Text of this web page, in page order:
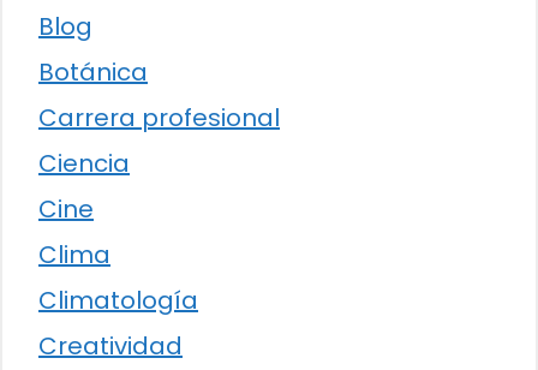
Blog
Botánica
Carrera profesional
Ciencia
Cine
Clima
Climatología
Creatividad